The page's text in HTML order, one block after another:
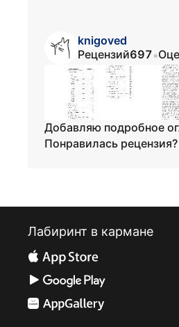
knigoved
Рецензий697•
Добавляю подробное
Понравилась рецензия?
Лабиринт в кармане